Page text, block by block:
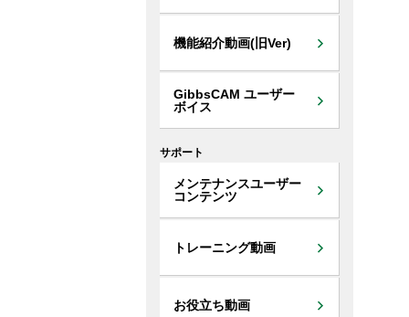
機能紹介動画(旧Ver)
GibbsCAM ユーザー
ボイス
サポート
メンテナンスユーザー
コンテンツ
トレーニング動画
お役立ち動画